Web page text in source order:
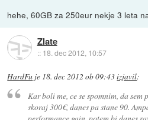
hehe, 60GB za 250eur nekje 3 leta
Zlate
:: 18. dec 2012, 10:57
HardFu je 18. dec 2012 ob 09:43izjavil:
Kar boli me, ce se spomnim, da sem
skoraj 300€, danes pa stane 90.